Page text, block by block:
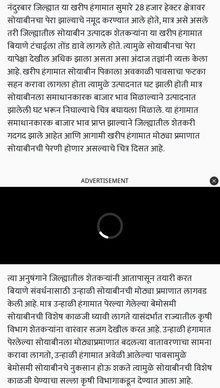
नंदुरबार जिल्ह्यात या खरीप हंगामात सुमारे 28 हजार हेक्टर क्षेत्रावर
सोयाबीनचा पेरा झाल्याचे नमूद करण्यात आले होते, मात्र असे असले
तरी जिल्ह्यातील सोयाबीन उत्पादक शेतकऱ्यांना या खरीप हंगामात
बियाणे टंचाईला तोंड द्यावे लागले होते. त्यामुळे सोयाबीनचा पेरा
यापेक्षा देखील अधिक झाला असता असा अंदाज तज्ञांनी व्यक्त केला
आहे. खरीप हंगामात सोयाबीन पिकाला अवकाळी पावसाचा फटका
सहन करावा लागला होता त्यामुळे उत्पादनात घट झाली होती मात्र
सोयाबीनला समाधानकारक बाजार भाव मिळाल्याने उत्पादनात
झालेली घट भरून निघाल्याचे चित्र बघायला मिळाले. या हंगामात
समाधानकारक बाजार भाव प्राप्त झाल्याने जिल्ह्यातील शेतकरी
गदगद झाले आहेत आणि आगामी खरीप हंगामात मोठ्या प्रमाणात
सोयाबीनची पेरणी होणार असल्याचे चित्र दिसत आहे.
त्या अनुषंगाने जिल्ह्यातील शेतकऱ्यांनी आतापासून तयारी करत
बियाणे संवर्धनासाठी उन्हाळी सोयाबीनची मोठ्या प्रमाणात लागवड
केली आहे. मात्र उन्हाळी हंगामात पेरल्या गेलेल्या बेमोसमी
सोयाबीनची विशेष काळजी घ्यावी लागते यासंदर्भात राज्यातील कृषी
विभाग शेतकऱ्यांना वारंवार सजग देखील करत आहे. उन्हाळी हंगामात
पेरलेल्या सोयाबीनला मोठ्याप्रमाणात बदलत्या वातावरणाचा सामना
करावा लागतो, उन्हाळी हंगामात अवेळी आलेल्या पावसामुळे
बेमोसमी सोयाबीनचे नुकसान होऊ शकते त्यामुळे सोयाबीनची विशेष
काळजी घेण्याचा सल्ला कृषी विभागाकडून देण्यात आला आहे.